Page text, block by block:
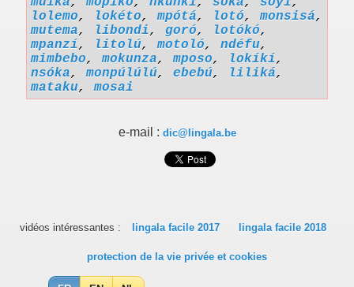
lolemo, lokéto,mpótá, lotó,monsisá,
mutema, libondi, goró, lotókó,
mpanzí, litolú,motoló, ndéfu,
mimbebo,mokunza,mposo, lokíkí,
nsóka,monpúlúlú, ebebú, liliká,
mataku,mosai
e-mail : dic@lingala.be
vidéos intéressantes : lingala facile 2017 lingala facile 2018
protection de la vie privée et cookies